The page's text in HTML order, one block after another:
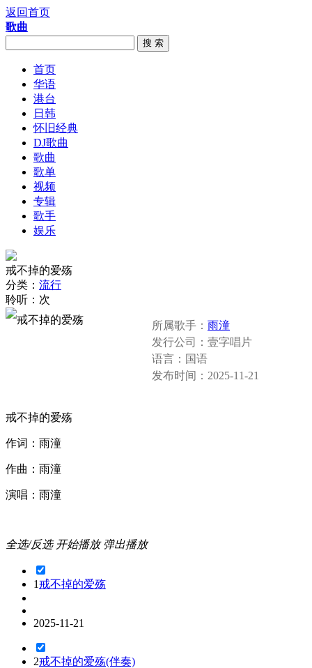
返回首页
歌曲
搜 索
首页
华语
港台
日韩
怀旧经典
DJ歌曲
歌曲
歌单
视频
专辑
歌手
娱乐
戒不掉的爱殇
分类： 流行
聆听： 次
所属歌手： 雨潼
发行公司： 壹字唱片
语言： 国语
发布时间： 2025-11-21
戒不掉的爱殇
作词：雨潼
作曲：雨潼
演唱：雨潼
全选/反选 开始播放 弹出播放
1戒不掉的爱殇
2025-11-21
2戒不掉的爱殇(伴奏)